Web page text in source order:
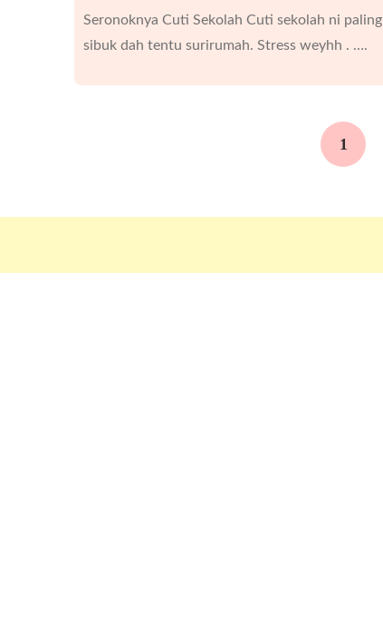
Seronoknya Cuti Sekolah Cuti sekolah ni paling
sibuk dah tentu surirumah. Stress weyhh . ….
1